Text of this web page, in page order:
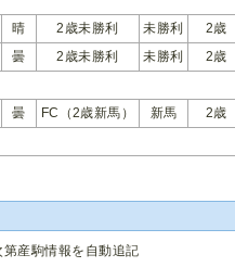
晴 2歳未勝利 未勝利 2歳
曇 2歳未勝利 未勝利 2歳
曇 FC（2歳新馬） 新馬 2歳
産駒情報を自動追記